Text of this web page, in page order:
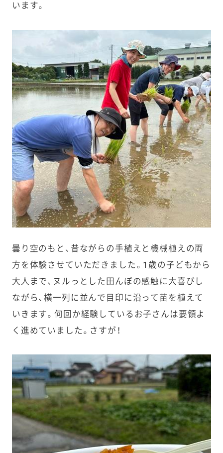
います。
曇り空のもと、昔ながらの手植えと機械植えの両
方を体験させていただきました。1歳の子どもから
大人まで、ヌルっとした田んぼの感触に大喜びし
ながら、横一列に並んで目印に沿って苗を植えて
いきます。何回か経験しているお子さんは要領よ
く進めていました。さすが！